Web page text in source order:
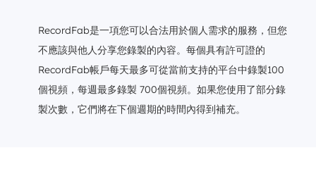
RecordFab是一項您可以合法用於個人需求的服務，但您
不應該與他人分享您錄製的內容。每個具有許可證的
RecordFab帳戶每天最多可從當前支持的平台中錄製100
個視頻，每週最多錄製 700個視頻。如果您使用了部分錄
製次數，它們將在下個週期的時間內得到補充。